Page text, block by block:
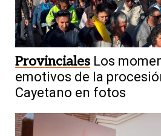
Provinciales Los
emotivos de la
Cayetano en fotos